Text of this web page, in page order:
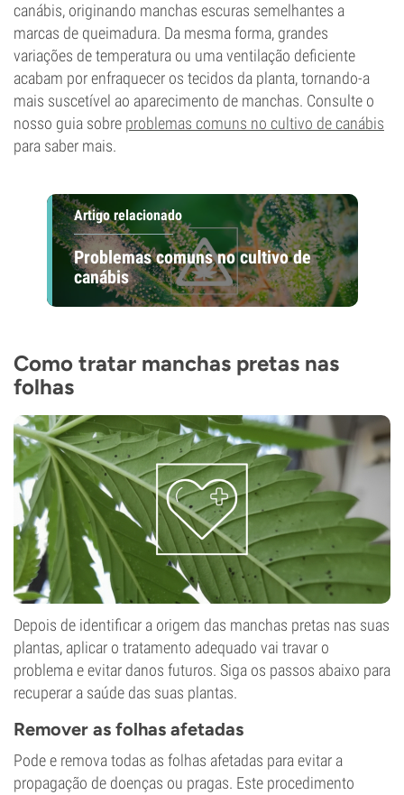
canábis, originando manchas escuras semelhantes a
marcas de queimadura. Da mesma forma, grandes
variações de temperatura ou uma ventilação deficiente
acabam por enfraquecer os tecidos da planta, tornando-a
mais suscetível ao aparecimento de manchas. Consulte o
nosso guia sobre problemas comuns no cultivo de canábis
para saber mais.
Artigo relacionado
Problemas comuns no cultivo de
canábis
Como tratar manchas pretas nas
folhas
Depois de identificar a origem das manchas pretas nas suas
plantas, aplicar o tratamento adequado vai travar o
problema e evitar danos futuros. Siga os passos abaixo para
recuperar a saúde das suas plantas.
Remover as folhas afetadas
Pode e remova todas as folhas afetadas para evitar a
propagação de doenças ou pragas. Este procedimento